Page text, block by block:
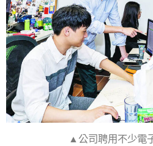
▲公司聘用不少電